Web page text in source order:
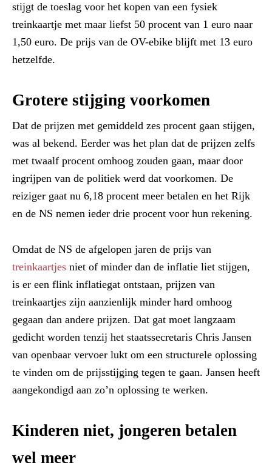
stijgt de toeslag voor het kopen van een fysiek
treinkaartje met maar liefst 50 procent van 1 euro naar
1,50 euro. De prijs van de OV-ebike blijft met 13 euro
hetzelfde.
Grotere stijging voorkomen
Dat de prijzen met gemiddeld zes procent gaan stijgen,
was al bekend. Eerder was het plan dat de prijzen zelfs
met twaalf procent omhoog zouden gaan, maar door
ingrijpen van de politiek werd dat voorkomen. De
reiziger gaat nu 6,18 procent meer betalen en het Rijk
en de NS nemen ieder drie procent voor hun rekening.
Omdat de NS de afgelopen jaren de prijs van
treinkaartjes niet of minder dan de inflatie liet stijgen,
is er een flink inflatiegat ontstaan, prijzen van
treinkaartjes zijn aanzienlijk minder hard omhoog
gegaan dan andere prijzen. Dat gat moet langzaam
gedicht worden tenzij het staatssecretaris Chris Jansen
van openbaar vervoer lukt om een structurele oplossing
te vinden om de prijsstijging tegen te gaan. Jansen heeft
aangekondigd aan zo’n oplossing te werken.
Kinderen niet, jongeren betalen
wel meer